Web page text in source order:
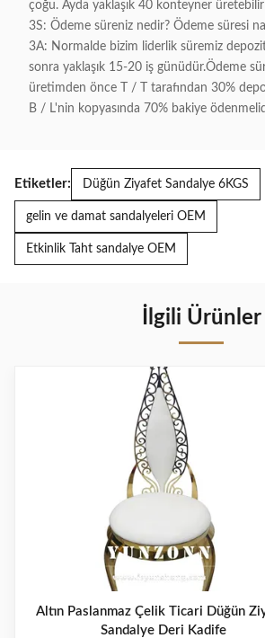
çoğu. Ayda yaklaşık 40 konteyner
3S: Ödeme süreniz nedir? Ödeme süresi
3A: Normalde bizim liderlik süremiz
sonra yaklaşık 15-20 iş günüdür.Ödeme
üretimden önce T / T tarafından 30%
B / L'nin kopyasında 70% bakiye
Etiketler: Düğün Ziyafet Sandalye 6KGS
gelin ve damat sandalyeleri OEM
Etkinlik Taht sandalye OEM
İlgili Ürünler
Altın Paslanmaz Çelik Ticari Düğün
Sandalye Deri Kadife